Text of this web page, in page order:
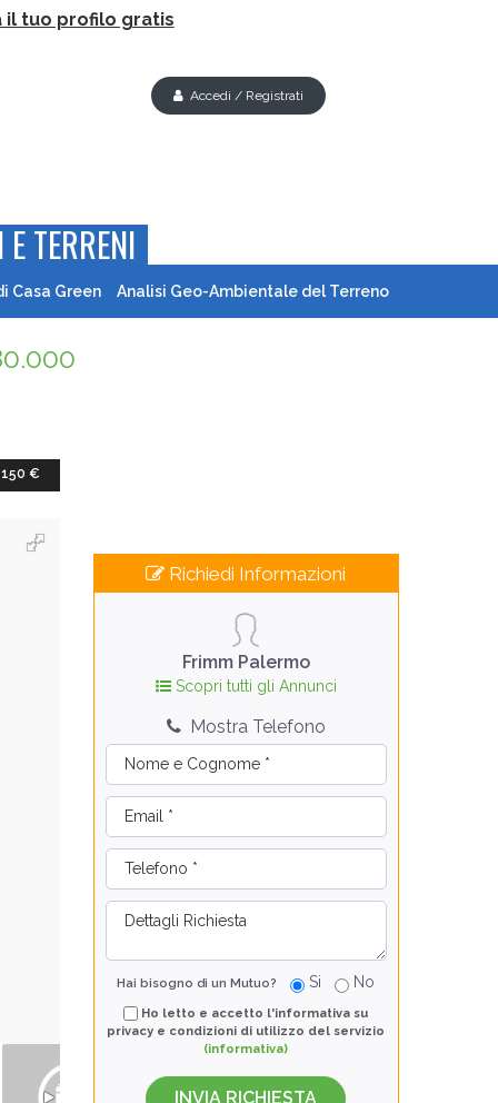
il tuo profilo gratis
Accedi / Registrati
E TERRENI
Casa Green Analisi Geo-Ambientale del Terreno
€
Richiedi Informazioni
Frimm Palermo
Scopri tutti gli Annunci
Mostra Telefono
Hai bisogno di un Mutuo? Si No
Ho letto e accetto l'informativa su
privacy e condizioni di utilizzo del servizio
(informativa)